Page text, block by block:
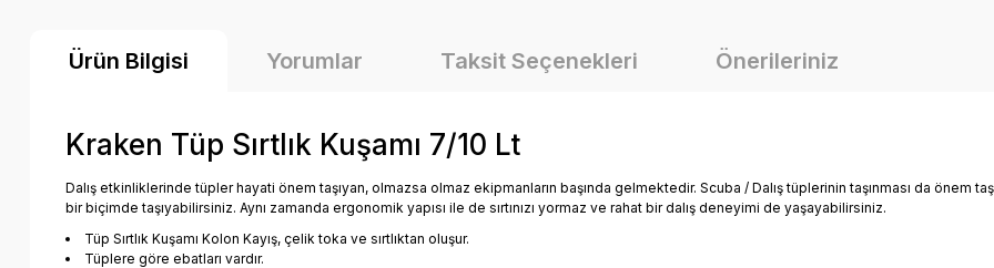
Ürün Bilgisi Yorumlar Taksit Seçenekleri Önerileriniz
Kraken Tüp Sırtlık Kuşamı 7/10 Lt
Dalış etkinliklerinde tüpler hayati önem taşıyan, olmazsa olmaz ekipmanların başında gelmektedir. Scuba / Dalış tüplerinin taşınması da önem
bir biçimde taşıyabilirsiniz. Aynı zamanda ergonomik yapısı ile de sırtınızı yormaz ve rahat bir dalış deneyimi de yaşayabilirsiniz.
Tüp Sırtlık Kuşamı Kolon Kayış, çelik toka ve sırtlıktan oluşur.
Tüplere göre ebatları vardır.